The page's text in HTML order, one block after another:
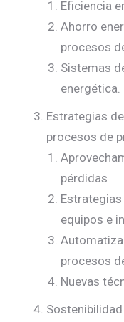
Eficiencia
Ahorro
procesos
Sistemas
energética.
Estrategias
procesos de
pérdidas
equipos e
procesos
Nuevas